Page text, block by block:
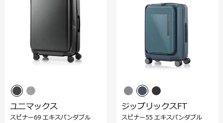
ユニマックス
スピナー69 エキスパンダブル
ジップリックスFT
スピナー55 エキスパンダブル